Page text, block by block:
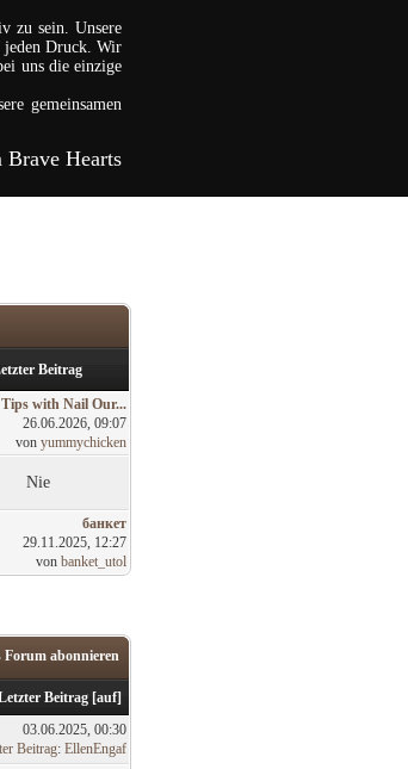
zu sein. Unsere
jeden Druck. Wir
uns die einzige
gemeinsamen
Brave Hearts
Beitrag
with Nail Our...
26.06.2026, 09:07
von yummychicken
Nie
банкет
29.11.2025, 12:27
von banket_utol
Forum abonnieren
Beitrag [auf]
03.06.2025, 00:30
Beitrag: EllenEngaf